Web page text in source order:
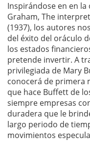
Inspirándose en en
Graham, The
(1937), los autores
del éxito del oráculo
los estados
pretende invertir. A
privilegiada de Mary
conocerá de primera
que hace Buffett de
siempre empresas
duradera que le
largo periodo de
movimientos